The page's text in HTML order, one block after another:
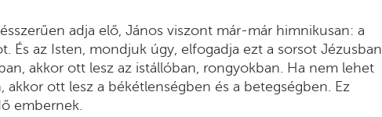
adja elő, János viszont már-már himnikusan: a
És az Isten, mondjuk úgy, elfogadja ezt a sorsot Jézusban.
akkor ott lesz az istállóban, rongyokban. Ha nem lehet
akkor ott lesz a békétlenségben és a betegségben. Ez
embernek.